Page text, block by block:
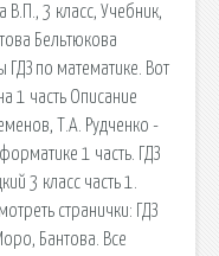
В.П., 3 класс, Учебник,
Бельтюкова
ГДЗ по математике. Вот
1 часть Описание
Т.А. Рудченко -
1 часть. ГДЗ
3 класс часть 1.
странички: ГДЗ
Бантова. Все